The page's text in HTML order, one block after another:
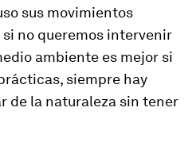
sus movimientos
no queremos intervenir
ambiente es mejor si
siempre hay
de la naturaleza sin tener